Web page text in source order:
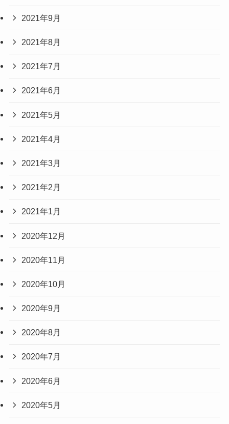
2021年9月
2021年8月
2021年7月
2021年6月
2021年5月
2021年4月
2021年3月
2021年2月
2021年1月
2020年12月
2020年11月
2020年10月
2020年9月
2020年8月
2020年7月
2020年6月
2020年5月